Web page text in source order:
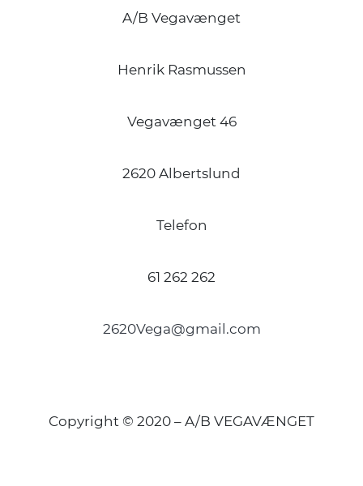
A/B Vegavænget
Henrik Rasmussen
Vegavænget 46
2620 Albertslund
Telefon
61 262 262
2620Vega@gmail.com
Copyright © 2020 – A/B VEGAVÆNGET